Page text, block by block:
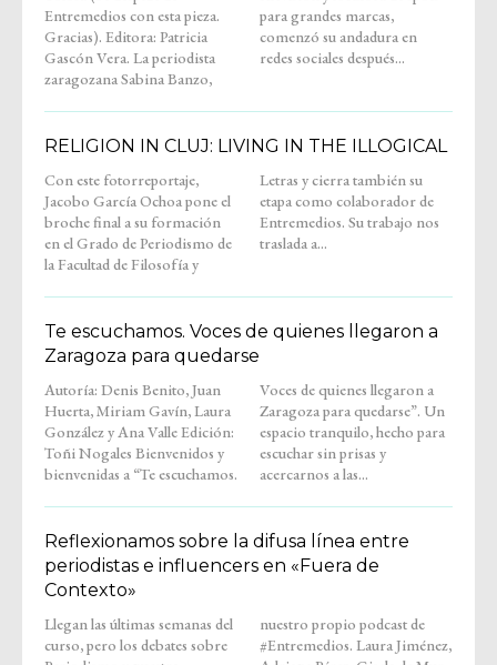
Entremedios con esta pieza.
Gracias). Editora: Patricia
Gascón Vera. La periodista
zaragozana Sabina Banzo,
para grandes marcas,
comenzó su andadura en
redes sociales después...
RELIGION IN CLUJ: LIVING IN THE ILLOGICAL
Con este fotorreportaje,
Jacobo García Ochoa pone el
broche final a su formación
en el Grado de Periodismo de
la Facultad de Filosofía y
Letras y cierra también su
etapa como colaborador de
Entremedios. Su trabajo nos
traslada a...
Te escuchamos. Voces de quienes llegaron a
Zaragoza para quedarse
Autoría: Denis Benito, Juan
Huerta, Miriam Gavín, Laura
González y Ana Valle Edición:
Toñi Nogales Bienvenidos y
bienvenidas a “Te escuchamos.
Voces de quienes llegaron a
Zaragoza para quedarse”. Un
espacio tranquilo, hecho para
escuchar sin prisas y
acercarnos a las...
Reflexionamos sobre la difusa línea entre
periodistas e influencers en «Fuera de
Contexto»
Llegan las últimas semanas del
curso, pero los debates sobre
nuestro propio podcast de
#Entremedios. Laura Jiménez,